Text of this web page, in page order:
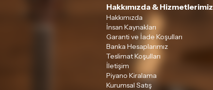
Hakkımızda & Hizmetlerimiz
Hakkımızda
İnsan Kaynakları
Garanti ve İade Koşulları
Banka Hesaplarımız
Teslimat Koşulları
İletişim
Piyano Kiralama
Kurumsal Satış